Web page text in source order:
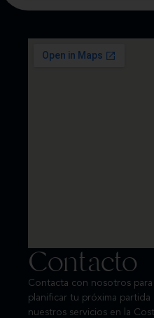
Contacto
Contacta con nosotros para
planificar tu próxima
nuestros servicios en la